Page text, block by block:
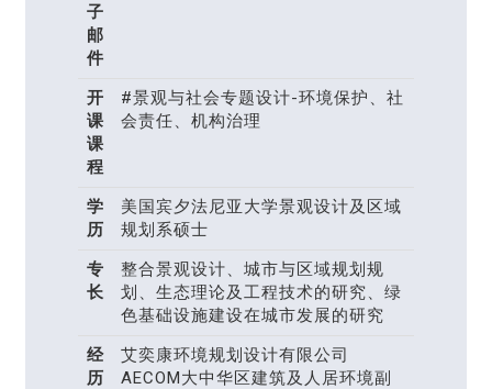
子
邮
件
开
课
课
程
#景观与社会专题设计-环境保护、社
会责任、机构治理
学
历
美国宾夕法尼亚大学景观设计及区域
规划系硕士
专
长
整合景观设计、城市与区域规划规
划、生态理论及工程技术的研究、绿
色基础设施建设在城市发展的研究
经
历
艾奕康环境规划设计有限公司
AECOM大中华区建筑及人居环境副